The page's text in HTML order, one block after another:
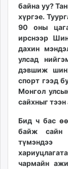
байна уу?
хүргэе.
90 оны
ирснээр
дахин
улсад
дэвшиж
спорт гээд
Монгол
сайхныг
Бид ч бас
байж сайн
түмэндээ
чармайн